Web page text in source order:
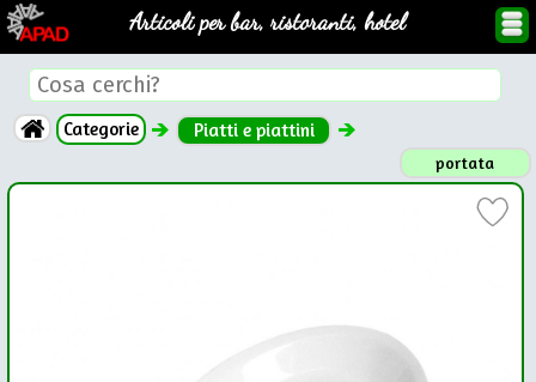
Articoli per bar, ristoranti, hotel
Categorie Piatti e piattini
portata